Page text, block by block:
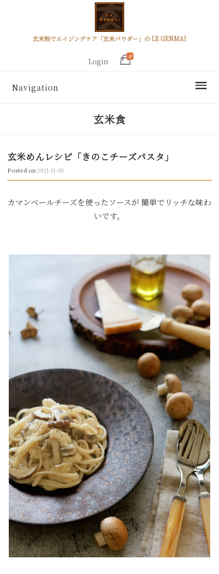
玄米粉でエイジングケア「玄米パウダー」の LE GENMAI
Login
0
Navigation
玄米食
玄米めんレシピ「きのこチーズパスタ」
Posted on2021-11-05
カマンベールチーズを使ったソースが 簡単でリッチな味わ
いです。